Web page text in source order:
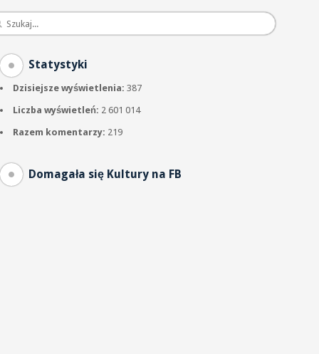
Statystyki
Dzisiejsze wyświetlenia: 387
Liczba wyświetleń: 2 601 014
Razem komentarzy: 219
Domagała się Kultury na FB